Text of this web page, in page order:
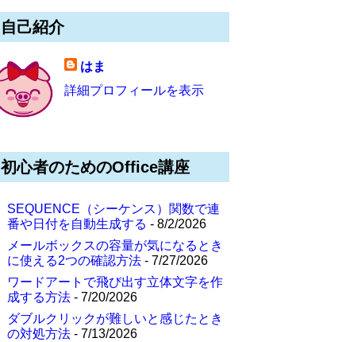
自己紹介
はま
詳細プロフィールを表示
初心者のためのOffice講座
SEQUENCE（シーケンス）関数で連
番や日付を自動生成する - 8/2/2026
メールボックスの容量が気になるとき
に使える2つの確認方法 - 7/27/2026
ワードアートで飛び出す立体文字を作
成する方法 - 7/20/2026
ダブルクリックが難しいと感じたとき
の対処方法 - 7/13/2026